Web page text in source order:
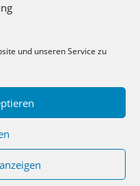
und unseren Service zu